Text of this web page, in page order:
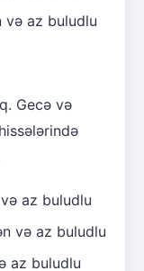
və az buludlu
Gecə və
az buludlu
və az buludlu
az buludlu